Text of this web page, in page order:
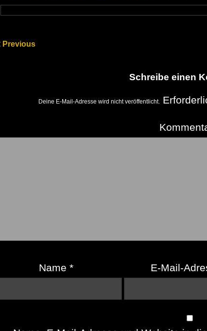
Previous
Schreibe einen
Deine E-Mail-Adresse wird nicht veröffentlicht.
Name* E-Mail-